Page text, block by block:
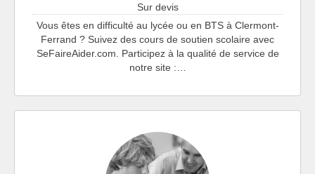
Sur devis
Vous êtes en difficulté au lycée ou en BTS à Clermont-
Ferrand ? Suivez des cours de soutien scolaire avec
SeFaireAider.com. Participez à la qualité de service de
notre site :…